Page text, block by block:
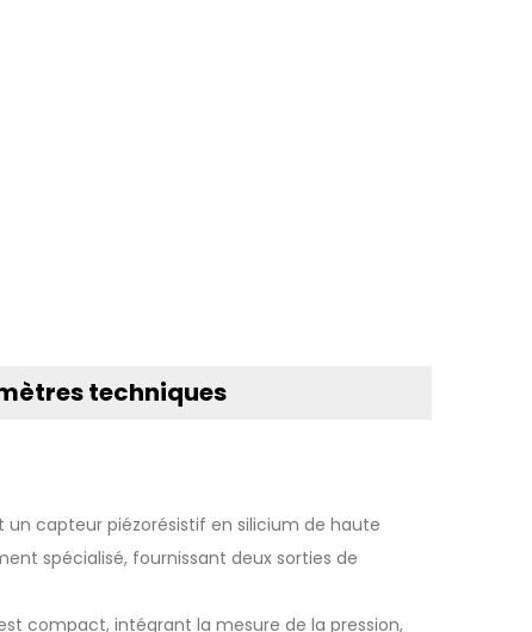
techniques
capteur piézorésistif en silicium de haute
spécialisé, fournissant deux sorties de
compact, intégrant la mesure de la pression,